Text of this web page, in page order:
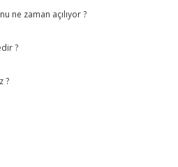
ne zaman açılıyor ?
?
?